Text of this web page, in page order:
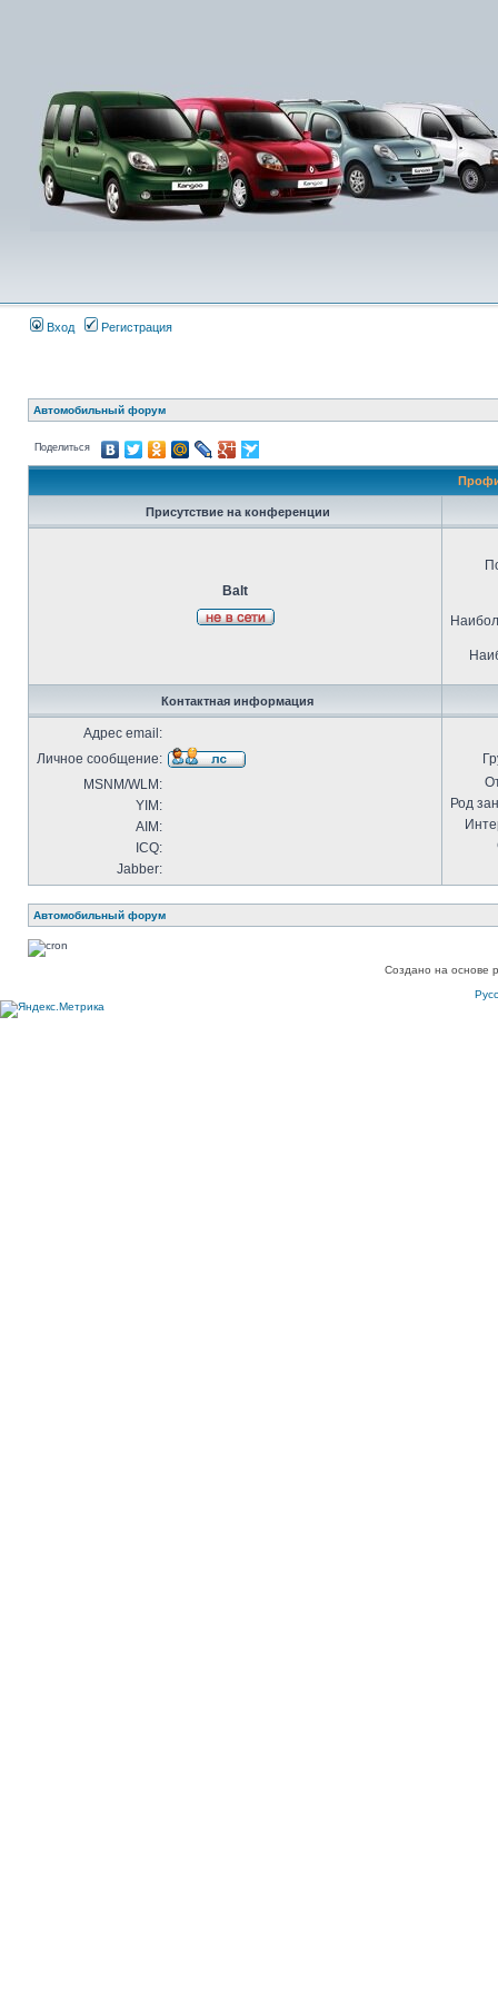
Вход Регистрация
Автомобильный форум
Поделиться
Присутствие на конференции
Balt
Контактная информация
Адрес email:
Личное сообщение:
MSNM/WLM:
YIM:
AIM:
ICQ:
Jabber:
Род
Автомобильный форум
Создано на основе